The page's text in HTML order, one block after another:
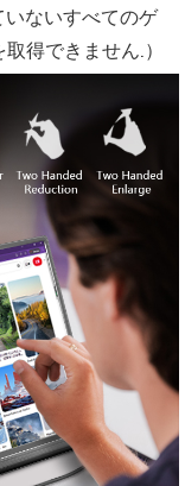
得できません.）